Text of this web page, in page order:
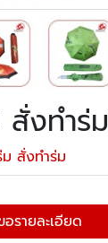
งทำร่ม
สั่งทำร่ม
อรายละเอียด